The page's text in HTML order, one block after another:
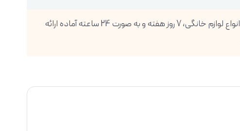
فروشگاه اینترنتی دیجی پویا، بزرگترین واردکننده انواع گوشی موبایل، تبلت، ساعت هوشمند، لوازم صوتی و تصویری و انواع لوازم خانگی، 7 روز هفته و به صورت 24 ساعته آماده ارائه